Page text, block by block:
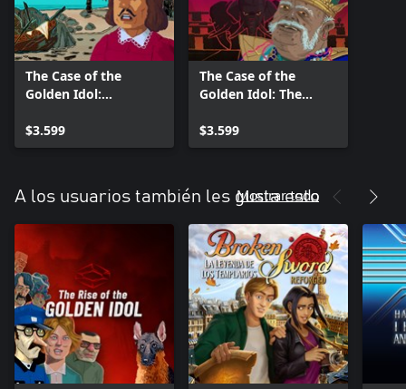
The Case of the
Golden Idol:
$3.599
The Case of the
Golden Idol: The
$3.599
A los usuarios también les gusta esto
Mostrar todo